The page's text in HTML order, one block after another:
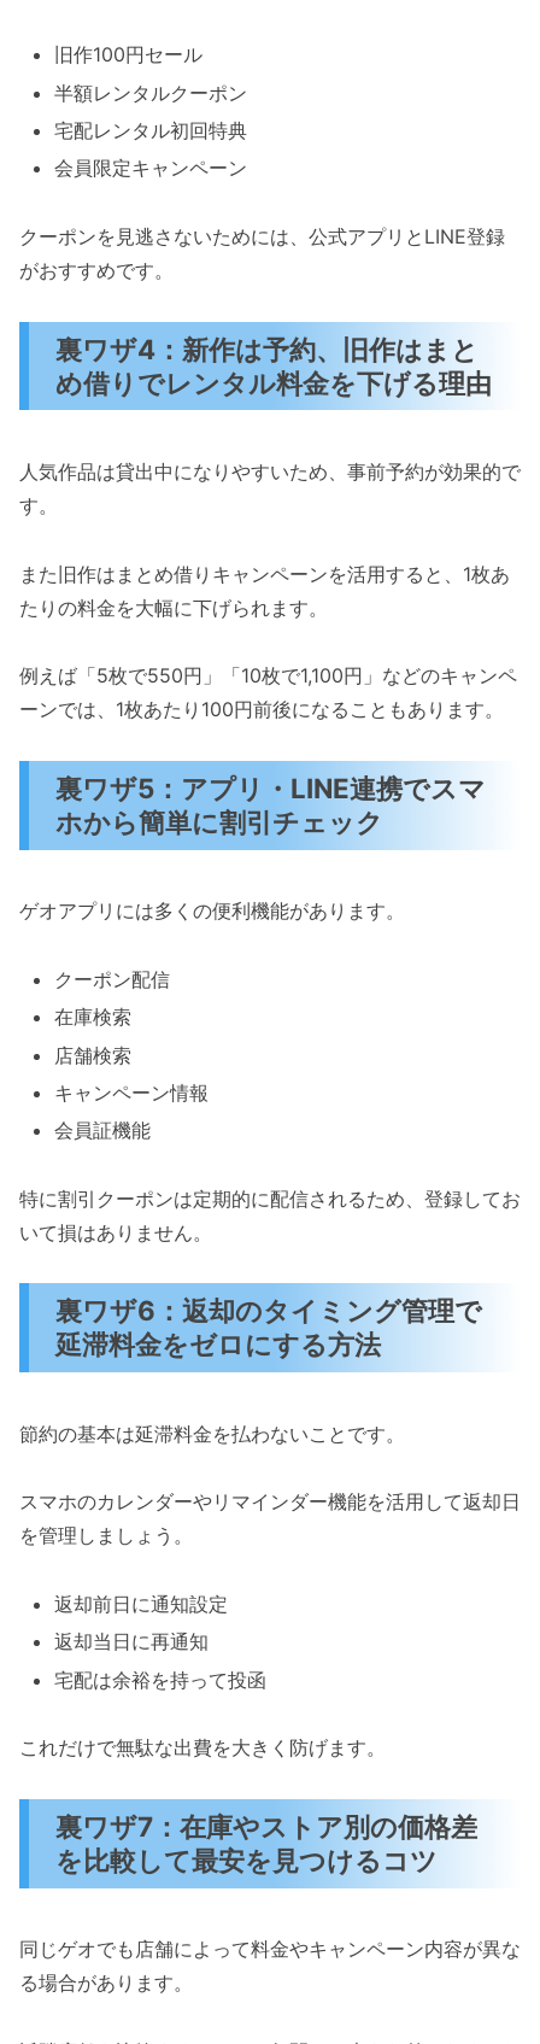
旧作100円セール
半額レンタルクーポン
宅配レンタル初回特典
会員限定キャンペーン
クーポンを見逃さないためには、公式アプリとLINE登録
がおすすめです。
裏ワザ4：新作は予約、旧作はまと
め借りでレンタル料金を下げる理由
人気作品は貸出中になりやすいため、事前予約が効果的で
す。
また旧作はまとめ借りキャンペーンを活用すると、1枚あ
たりの料金を大幅に下げられます。
例えば「5枚で550円」「10枚で1,100円」などのキャンペ
ーンでは、1枚あたり100円前後になることもあります。
裏ワザ5：アプリ・LINE連携でスマ
ホから簡単に割引チェック
ゲオアプリには多くの便利機能があります。
クーポン配信
在庫検索
店舗検索
キャンペーン情報
会員証機能
特に割引クーポンは定期的に配信されるため、登録してお
いて損はありません。
裏ワザ6：返却のタイミング管理で
延滞料金をゼロにする方法
節約の基本は延滞料金を払わないことです。
スマホのカレンダーやリマインダー機能を活用して返却日
を管理しましょう。
返却前日に通知設定
返却当日に再通知
宅配は余裕を持って投函
これだけで無駄な出費を大きく防げます。
裏ワザ7：在庫やストア別の価格差
を比較して最安を見つけるコツ
同じゲオでも店舗によって料金やキャンペーン内容が異な
る場合があります。